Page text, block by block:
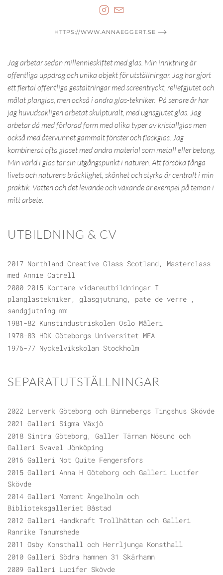
HTTPS://WWW.ANNAEGGERT.SE
Jag arbetar sedan millennieskiftet med glas. Min inriktning är
offentliga uppdrag och unika objekt för utställningar. Jag har gjort
ett flertal offentliga gestaltningar med screentryckt, reliefgjutet och
målat planglas, men också i andra glas-tekniker. På senare år har
jag huvudsakligen arbetat skulpturalt, med ugnsgjutet glas. Jag
arbetar då med förlorad form med olika typer av kristallglas men
också med återvunnet gammalt fönster och flaskglas. Jag
kombinerat ofta glaset med andra material som metall eller betong.
Min värld i glas tar sin utgångspunkt i naturen. Att försöka fånga
livets och naturens bräcklighet, skönhet och styrka är centralt i min
praktik. Vatten och det levande och växande är exempel på teman i
mitt arbete.
UTBILDNING & CV
2017 Northland Creative Glass Scotland, Masterclass
med Annie Catrell
2000-2015 Kortare vidareutbildningar I
planglastekniker, glasgjutning, pate de verre ,
sandgjutning mm
1981-82 Kunstindustriskolen Oslo Måleri
1978-83 HDK Göteborgs Universitet MFA
1976-77 Nyckelvikskolan Stockholm
SEPARATUTSTÄLLNINGAR
2022 Lerverk Göteborg och Binnebergs Tingshus Skövde
2021 Galleri Sigma Växjö
2018 Sintra Göteborg, Galler Tärnan Nösund och
Galleri Svavel Jönköping
2016 Galleri Not Quite Fengersfors
2015 Galleri Anna H Göteborg och Galleri Lucifer
Skövde
2014 Galleri Moment Ängelholm och
Biblioteksgalleriet Båstad
2012 Galleri Handkraft Trollhättan och Galleri
Ranrike Tanumshede
2011 Osby Konsthall och Herrljunga Konsthall
2010 Galleri Södra hamnen 31 Skärhamn
2009 Galleri Lucifer Skövde